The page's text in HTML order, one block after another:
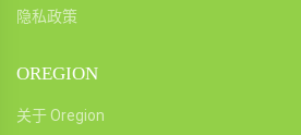
隐私政策
OREGION
关于 Oregion